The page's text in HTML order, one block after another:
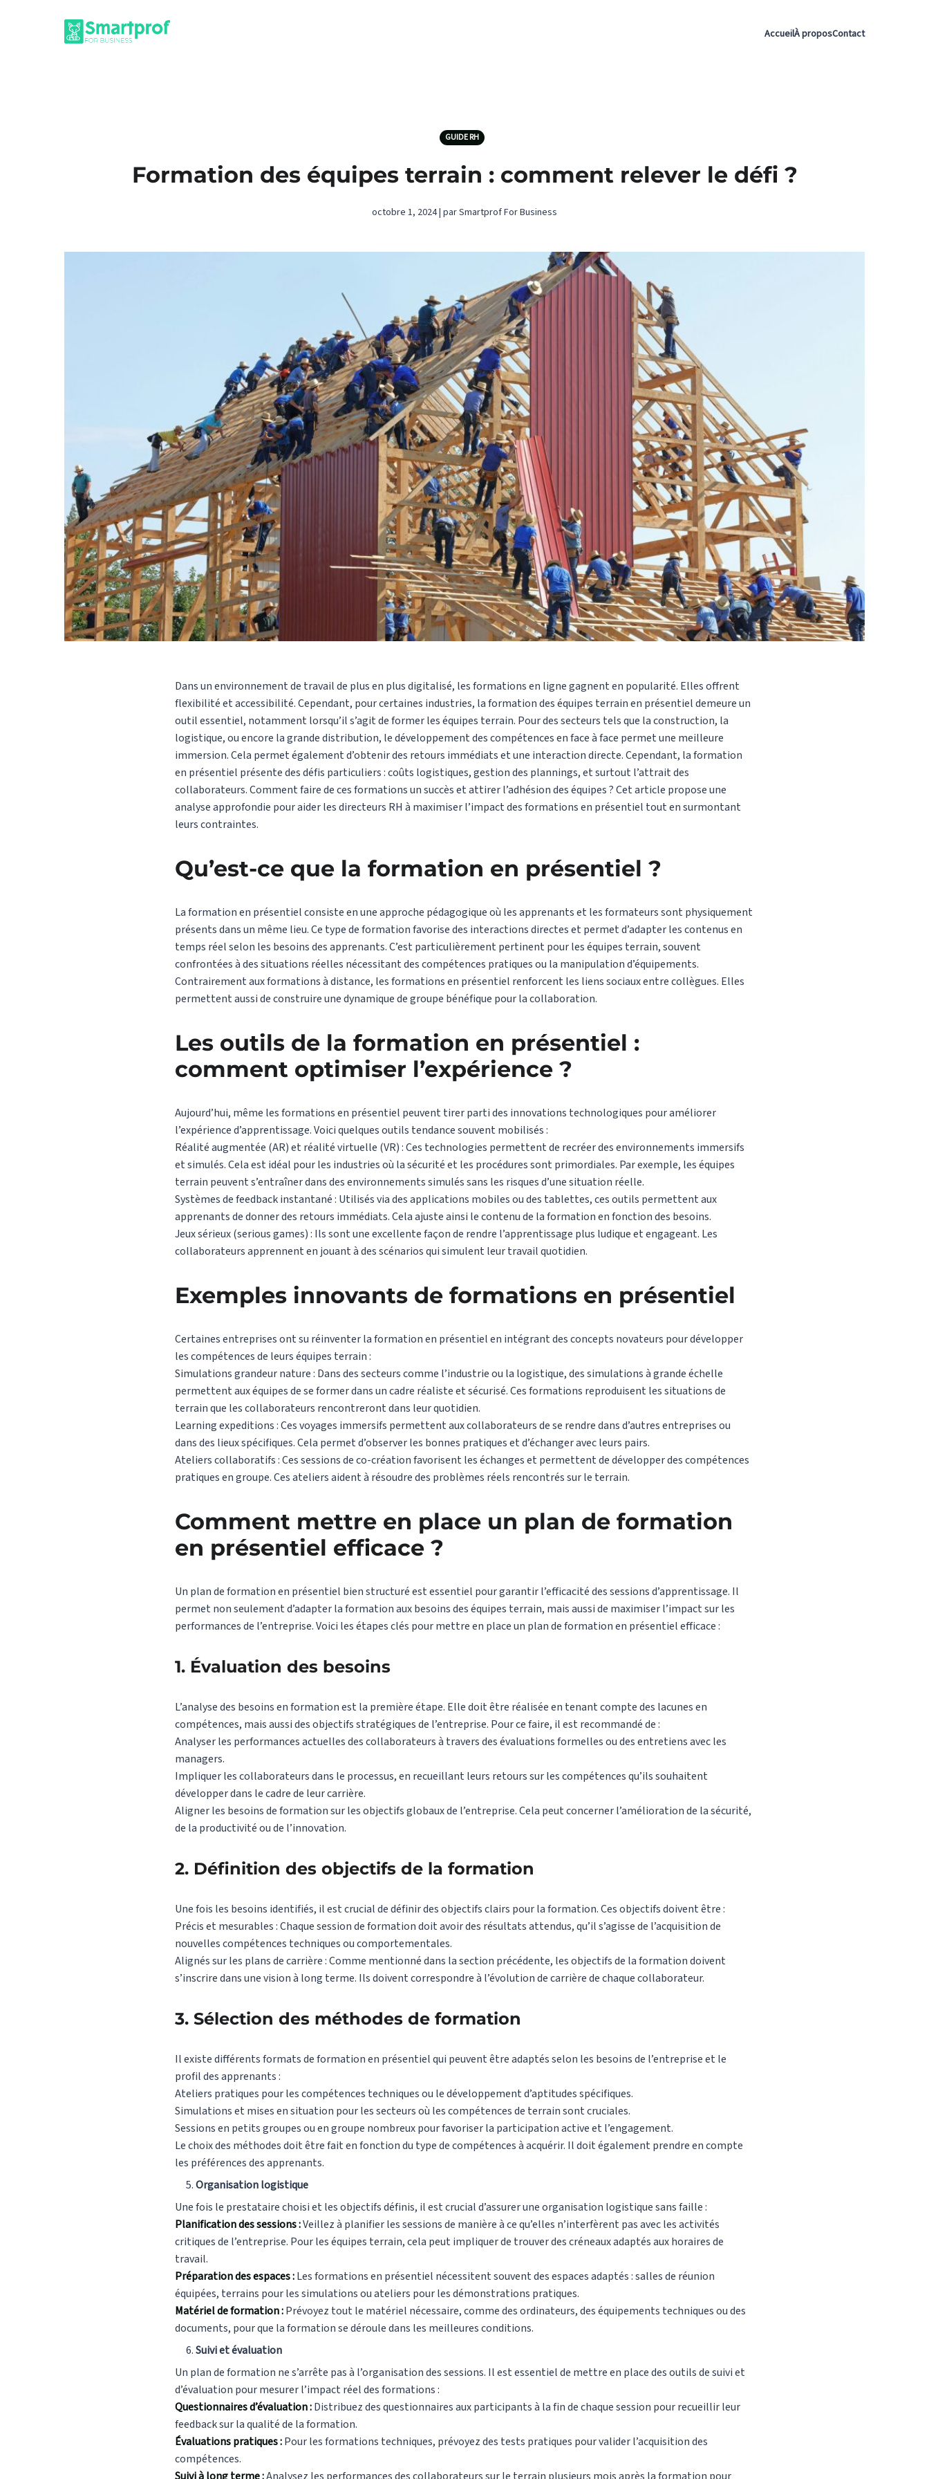
AccueilÀ proposContact
GUIDE RH
Formation des équipes terrain : comment relever le défi ?
octobre 1, 2024 | par Smartprof For Business
Dans un environnement de travail de plus en plus digitalisé, les formations en ligne gagnent en popularité. Elles offrent
flexibilité et accessibilité. Cependant, pour certaines industries, la formation des équipes terrain en présentiel demeure un
outil essentiel, notamment lorsqu’il s’agit de former les équipes terrain. Pour des secteurs tels que la construction, la
logistique, ou encore la grande distribution, le développement des compétences en face à face permet une meilleure
immersion. Cela permet également d’obtenir des retours immédiats et une interaction directe. Cependant, la formation
en présentiel présente des défis particuliers : coûts logistiques, gestion des plannings, et surtout l’attrait des
collaborateurs. Comment faire de ces formations un succès et attirer l’adhésion des équipes ? Cet article propose une
analyse approfondie pour aider les directeurs RH à maximiser l’impact des formations en présentiel tout en surmontant
leurs contraintes.
Qu’est-ce que la formation en présentiel ?
La formation en présentiel consiste en une approche pédagogique où les apprenants et les formateurs sont physiquement
présents dans un même lieu. Ce type de formation favorise des interactions directes et permet d’adapter les contenus en
temps réel selon les besoins des apprenants. C’est particulièrement pertinent pour les équipes terrain, souvent
confrontées à des situations réelles nécessitant des compétences pratiques ou la manipulation d’équipements.
Contrairement aux formations à distance, les formations en présentiel renforcent les liens sociaux entre collègues. Elles
permettent aussi de construire une dynamique de groupe bénéfique pour la collaboration.
Les outils de la formation en présentiel :
comment optimiser l’expérience ?
Aujourd’hui, même les formations en présentiel peuvent tirer parti des innovations technologiques pour améliorer
l’expérience d’apprentissage. Voici quelques outils tendance souvent mobilisés :
Réalité augmentée (AR) et réalité virtuelle (VR) : Ces technologies permettent de recréer des environnements immersifs
et simulés. Cela est idéal pour les industries où la sécurité et les procédures sont primordiales. Par exemple, les équipes
terrain peuvent s’entraîner dans des environnements simulés sans les risques d’une situation réelle.
Systèmes de feedback instantané : Utilisés via des applications mobiles ou des tablettes, ces outils permettent aux
apprenants de donner des retours immédiats. Cela ajuste ainsi le contenu de la formation en fonction des besoins.
Jeux sérieux (serious games) : Ils sont une excellente façon de rendre l’apprentissage plus ludique et engageant. Les
collaborateurs apprennent en jouant à des scénarios qui simulent leur travail quotidien.
Exemples innovants de formations en présentiel
Certaines entreprises ont su réinventer la formation en présentiel en intégrant des concepts novateurs pour développer
les compétences de leurs équipes terrain :
Simulations grandeur nature : Dans des secteurs comme l’industrie ou la logistique, des simulations à grande échelle
permettent aux équipes de se former dans un cadre réaliste et sécurisé. Ces formations reproduisent les situations de
terrain que les collaborateurs rencontreront dans leur quotidien.
Learning expeditions : Ces voyages immersifs permettent aux collaborateurs de se rendre dans d’autres entreprises ou
dans des lieux spécifiques. Cela permet d’observer les bonnes pratiques et d’échanger avec leurs pairs.
Ateliers collaboratifs : Ces sessions de co-création favorisent les échanges et permettent de développer des compétences
pratiques en groupe. Ces ateliers aident à résoudre des problèmes réels rencontrés sur le terrain.
Comment mettre en place un plan de formation
en présentiel efficace ?
Un plan de formation en présentiel bien structuré est essentiel pour garantir l’efficacité des sessions d’apprentissage. Il
permet non seulement d’adapter la formation aux besoins des équipes terrain, mais aussi de maximiser l’impact sur les
performances de l’entreprise. Voici les étapes clés pour mettre en place un plan de formation en présentiel efficace :
1. Évaluation des besoins
L’analyse des besoins en formation est la première étape. Elle doit être réalisée en tenant compte des lacunes en
compétences, mais aussi des objectifs stratégiques de l’entreprise. Pour ce faire, il est recommandé de :
Analyser les performances actuelles des collaborateurs à travers des évaluations formelles ou des entretiens avec les
managers.
Impliquer les collaborateurs dans le processus, en recueillant leurs retours sur les compétences qu’ils souhaitent
développer dans le cadre de leur carrière.
Aligner les besoins de formation sur les objectifs globaux de l’entreprise. Cela peut concerner l’amélioration de la sécurité,
de la productivité ou de l’innovation.
2. Définition des objectifs de la formation
Une fois les besoins identifiés, il est crucial de définir des objectifs clairs pour la formation. Ces objectifs doivent être :
Précis et mesurables : Chaque session de formation doit avoir des résultats attendus, qu’il s’agisse de l’acquisition de
nouvelles compétences techniques ou comportementales.
Alignés sur les plans de carrière : Comme mentionné dans la section précédente, les objectifs de la formation doivent
s’inscrire dans une vision à long terme. Ils doivent correspondre à l’évolution de carrière de chaque collaborateur.
3. Sélection des méthodes de formation
Il existe différents formats de formation en présentiel qui peuvent être adaptés selon les besoins de l’entreprise et le
profil des apprenants :
Ateliers pratiques pour les compétences techniques ou le développement d’aptitudes spécifiques.
Simulations et mises en situation pour les secteurs où les compétences de terrain sont cruciales.
Sessions en petits groupes ou en groupe nombreux pour favoriser la participation active et l’engagement.
Le choix des méthodes doit être fait en fonction du type de compétences à acquérir. Il doit également prendre en compte
les préférences des apprenants.
Organisation logistique
Une fois le prestataire choisi et les objectifs définis, il est crucial d’assurer une organisation logistique sans faille :
Planification des sessions :Veillez à planifier les sessions de manière à ce qu’elles n’interfèrent pas avec les activités
critiques de l’entreprise. Pour les équipes terrain, cela peut impliquer de trouver des créneaux adaptés aux horaires de
travail.
Préparation des espaces :Les formations en présentiel nécessitent souvent des espaces adaptés : salles de réunion
équipées, terrains pour les simulations ou ateliers pour les démonstrations pratiques.
Matériel de formation :Prévoyez tout le matériel nécessaire, comme des ordinateurs, des équipements techniques ou des
documents, pour que la formation se déroule dans les meilleures conditions.
Suivi et évaluation
Un plan de formation ne s’arrête pas à l’organisation des sessions. Il est essentiel de mettre en place des outils de suivi et
d’évaluation pour mesurer l’impact réel des formations :
Questionnaires d’évaluation :Distribuez des questionnaires aux participants à la fin de chaque session pour recueillir leur
feedback sur la qualité de la formation.
Évaluations pratiques :Pour les formations techniques, prévoyez des tests pratiques pour valider l’acquisition des
compétences.